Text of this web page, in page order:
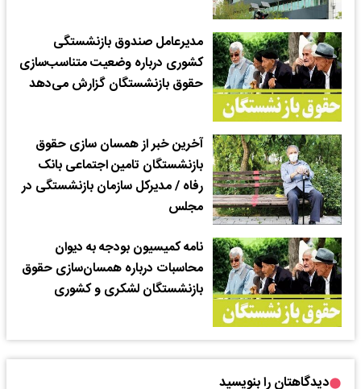
مدیرعامل صندوق بازنشستگی
کشوری درباره وضعیت متناسب‌سازی
حقوق بازنشستگان گزارش می‌دهد
آخرین خبر از همسان سازی حقوق
بازنشستگان تامین اجتماعی بانک
رفاه / مدیرکل سازمان بازنشستگی در
مجلس
نامه کمیسیون بودجه به دیوان
محاسبات درباره همسان‌سازی حقوق
بازنشستگان لشکری و کشوری
دیدگاهتان را بنویسید